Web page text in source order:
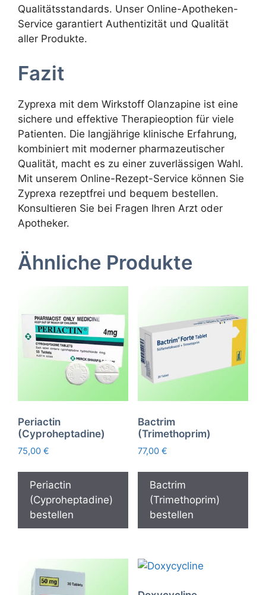
Qualitätsstandards. Unser Online-Apotheken-
Service garantiert Authentizität und Qualität
aller Produkte.
Fazit
Zyprexa mit dem Wirkstoff Olanzapine ist eine
sichere und effektive Therapieoption für viele
Patienten. Die langjährige klinische Erfahrung,
kombiniert mit moderner pharmazeutischer
Qualität, macht es zu einer zuverlässigen Wahl.
Mit unserem Online-Rezept-Service können Sie
Zyprexa rezeptfrei und bequem bestellen.
Konsultieren Sie bei Fragen Ihren Arzt oder
Apotheker.
Ähnliche Produkte
Periactin
(Cyproheptadine)
75,00 €
Periactin
(Cyproheptadine)
bestellen
Bactrim
(Trimethoprim)
77,00 €
Bactrim
(Trimethoprim)
bestellen